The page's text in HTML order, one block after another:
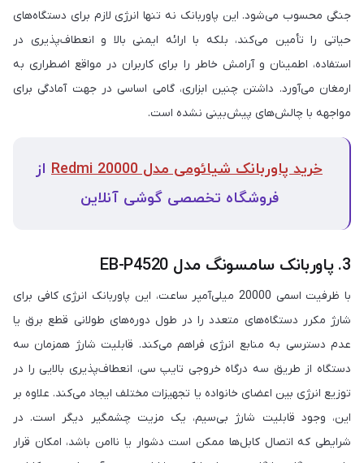
جنگی محسوب می‌شود. این پاوربانک نه تنها انرژی لازم برای دستگاه‌های
حیاتی را تأمین می‌کند، بلکه با ارائه ایمنی بالا و انعطاف‌پذیری در
استفاده، اطمینان و آرامش خاطر را برای کاربران در مواقع اضطراری به
ارمغان می‌آورد. داشتن چنین ابزاری، گامی اساسی در جهت آمادگی برای
مواجهه با چالش‌های پیش‌بینی نشده است.
خرید پاوربانک شیائومی مدل Redmi 20000
از
فروشگاه تخصصی گوشی آنلاین
3. پاوربانک سامسونگ مدل EB-P4520
با ظرفیت اسمی 20000 میلی‌آمپر ساعت، این پاوربانک انرژی کافی برای
شارژ مکرر دستگاه‌های متعدد را در طول دوره‌های طولانی قطع برق یا
عدم دسترسی به منابع انرژی فراهم می‌کند. قابلیت شارژ همزمان سه
دستگاه از طریق سه درگاه خروجی تایپ سی، انعطاف‌پذیری بالایی را در
توزیع انرژی بین اعضای خانواده یا تجهیزات مختلف ایجاد می‌کند. علاوه بر
این، وجود قابلیت شارژ بی‌سیم، یک مزیت چشمگیر دیگر است. در
شرایطی که اتصال کابل‌ها ممکن است دشوار یا ناامن باشد، امکان قرار